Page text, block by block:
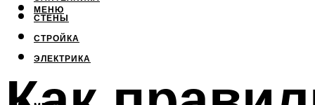
СТЕНЫ
СТРОЙКА
ЭЛЕКТРИКА
МЕНЮ